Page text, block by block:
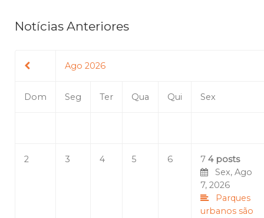
Notícias Anteriores
Ago 2026
Dom Seg Ter Qua Qui Sex
2 3 4 5 6 7 4 posts
Sex, Ago
7, 2026
Parques
urbanos são